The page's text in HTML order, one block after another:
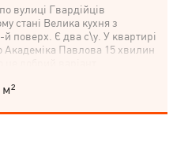
вулиці Гвардійців
стані Велика кухня з
поверх. Є два с\у. У квартирі
Павлова 15 хвилин